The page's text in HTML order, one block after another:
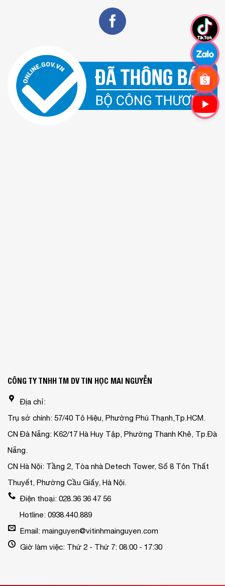
CÔNG TY TNHH TM DV TIN HỌC MAI NGUYỄN
Địa chỉ:
Trụ sở chính: 57/40 Tô Hiệu, Phường Phú Thạnh,Tp.HCM.
CN Đà Nẵng: K62/17 Hà Huy Tập, Phường Thanh Khê, Tp.Đà
Nẵng.
CN Hà Nội: Tầng 2, Tòa nhà Detech Tower, Số 8 Tôn Thất
Thuyết, Phường Cầu Giấy, Hà Nội.
Điện thoại: 028.36 36 47 56
Hotline: 0938.440.889
Email: mainguyen@vitinhmainguyen.com
Giờ làm việc: Thứ 2 - Thứ 7: 08:00 - 17:30